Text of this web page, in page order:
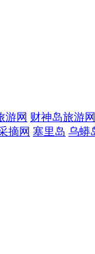
游网 财神岛旅游网
摘网 塞里岛 乌蟒